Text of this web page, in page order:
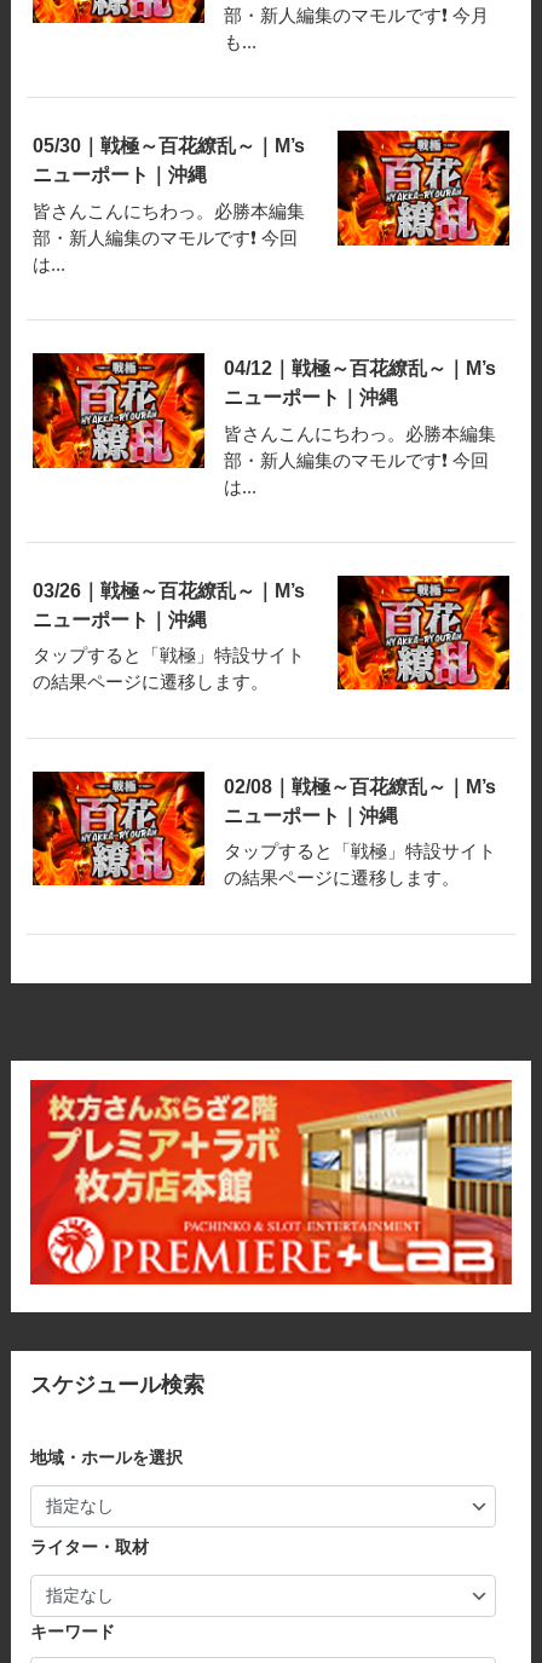
部・新人編集のマモルです❗️ 今月
も...
05/30｜戦極～百花繚乱～｜M’s
ニューポート｜沖縄
皆さんこんにちわっ。必勝本編集
部・新人編集のマモルです❗️ 今回
は...
04/12｜戦極～百花繚乱～｜M’s
ニューポート｜沖縄
皆さんこんにちわっ。必勝本編集
部・新人編集のマモルです❗️ 今回
は...
03/26｜戦極～百花繚乱～｜M’s
ニューポート｜沖縄
タップすると「戦極」特設サイト
の結果ページに遷移します。
02/08｜戦極～百花繚乱～｜M’s
ニューポート｜沖縄
タップすると「戦極」特設サイト
の結果ページに遷移します。
スケジュール検索
地域・ホールを選択
ライター・取材
キーワード